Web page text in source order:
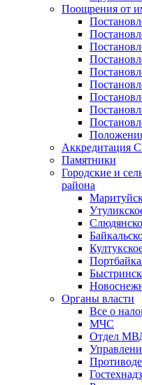
Поощрения от
Аккредитация
Памятники
Городские и
района
Органы власти
Все о
МЧС
Отдел